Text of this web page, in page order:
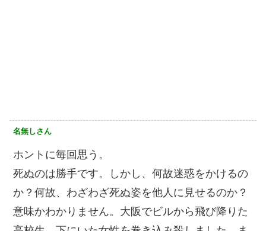
名無しさん
ホントに毎回思う。
死ぬのは勝手です。しかし、何故迷惑をかけるの
か？何故、わざわざ死ぬ姿を他人に見せるのか？
意味かわかりません。大阪でビルから飛び降りた